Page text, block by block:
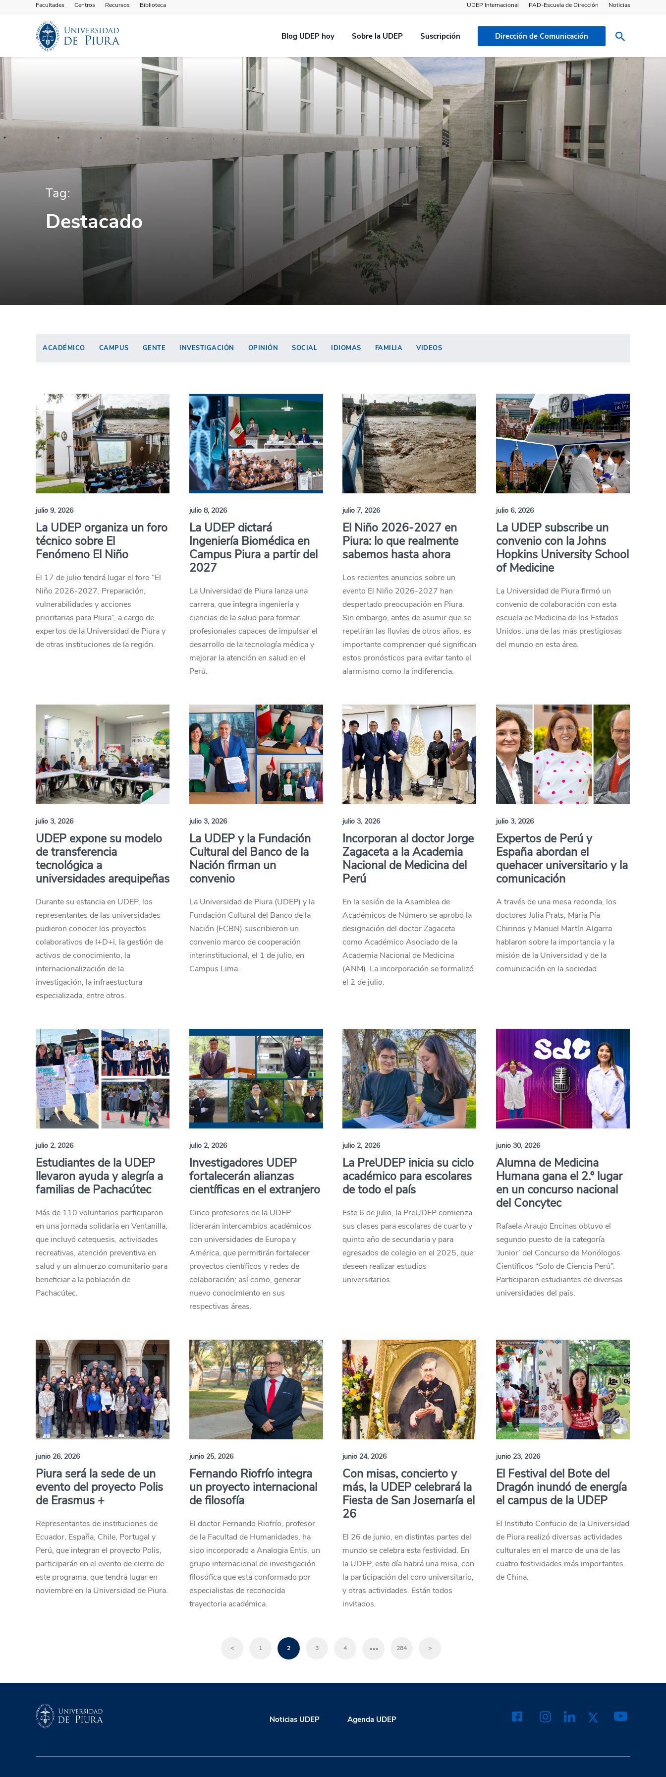
Facultades Centros Recursos Biblioteca UDEP Internacional PAD-Escuela de Dirección Noticias
Blog UDEP hoy Sobre la UDEP Suscripción Dirección de Comunicación
Tag:
Destacado
ACADÉMICO CAMPUS GENTE INVESTIGACIÓN OPINIÓN SOCIAL IDIOMAS FAMILIA VIDEOS
julio 9, 2026
La UDEP organiza un foro
técnico sobre El
Fenómeno El Niño
El 17 de julio tendrá lugar el foro “El
Niño 2026-2027. Preparación,
vulnerabilidades y acciones
prioritarias para Piura”, a cargo de
expertos de la Universidad de Piura y
de otras instituciones de la región.
julio 8, 2026
La UDEP dictará
Ingeniería Biomédica en
Campus Piura a partir del
2027
La Universidad de Piura lanza una
carrera, que integra ingeniería y
ciencias de la salud para formar
profesionales capaces de impulsar el
desarrollo de la tecnología médica y
mejorar la atención en salud en el
Perú.
julio 7, 2026
El Niño 2026-2027 en
Piura: lo que realmente
sabemos hasta ahora
Los recientes anuncios sobre un
evento El Niño 2026-2027 han
despertado preocupación en Piura.
Sin embargo, antes de asumir que se
repetirán las lluvias de otros años, es
importante comprender qué significan
estos pronósticos para evitar tanto el
alarmismo como la indiferencia.
julio 6, 2026
La UDEP subscribe un
convenio con la Johns
Hopkins University School
of Medicine
La Universidad de Piura firmó un
convenio de colaboración con esta
escuela de Medicina de los Estados
Unidos, una de las más prestigiosas
del mundo en esta área.
julio 3, 2026
UDEP expone su modelo
de transferencia
tecnológica a
universidades arequipeñas
Durante su estancia en UDEP, los
representantes de las universidades
pudieron conocer los proyectos
colaborativos de I+D+i, la gestión de
activos de conocimiento, la
internacionalización de la
investigación, la infraestuctura
especializada, entre otros.
julio 3, 2026
La UDEP y la Fundación
Cultural del Banco de la
Nación firman un
convenio
La Universidad de Piura (UDEP) y la
Fundación Cultural del Banco de la
Nación (FCBN) suscribieron un
convenio marco de cooperación
interinstitucional, el 1 de julio, en
Campus Lima.
julio 3, 2026
Incorporan al doctor Jorge
Zagaceta a la Academia
Nacional de Medicina del
Perú
En la sesión de la Asamblea de
Académicos de Número se aprobó la
designación del doctor Zagaceta
como Académico Asociado de la
Academia Nacional de Medicina
(ANM). La incorporación se formalizó
el 2 de julio.
julio 3, 2026
Expertos de Perú y
España abordan el
quehacer universitario y la
comunicación
A través de una mesa redonda, los
doctores Julia Prats, María Pía
Chirinos y Manuel Martín Algarra
hablaron sobre la importancia y la
misión de la Universidad y de la
comunicación en la sociedad.
julio 2, 2026
Estudiantes de la UDEP
llevaron ayuda y alegría a
familias de Pachacútec
Más de 110 voluntarios participaron
en una jornada solidaria en Ventanilla,
que incluyó catequesis, actividades
recreativas, atención preventiva en
salud y un almuerzo comunitario para
beneficiar a la población de
Pachacútec.
julio 2, 2026
Investigadores UDEP
fortalecerán alianzas
científicas en el extranjero
Cinco profesores de la UDEP
liderarán intercambios académicos
con universidades de Europa y
América, que permitirán fortalecer
proyectos científicos y redes de
colaboración; así como, generar
nuevo conocimiento en sus
respectivas áreas.
julio 2, 2026
La PreUDEP inicia su ciclo
académico para escolares
de todo el país
Este 6 de julio, la PreUDEP comienza
sus clases para escolares de cuarto y
quinto año de secundaria y para
egresados de colegio en el 2025, que
deseen realizar estudios
universitarios.
junio 30, 2026
Alumna de Medicina
Humana gana el 2.º lugar
en un concurso nacional
del Concytec
Rafaela Araujo Encinas obtuvo el
segundo puesto de la categoría
‘Junior’ del Concurso de Monólogos
Científicos “Solo de Ciencia Perú”.
Participaron estudiantes de diversas
universidades del país.
junio 26, 2026
Piura será la sede de un
evento del proyecto Polis
de Erasmus +
Representantes de instituciones de
Ecuador, España, Chile, Portugal y
Perú, que integran el proyecto Polis,
participarán en el evento de cierre de
este programa, que tendrá lugar en
noviembre en la Universidad de Piura.
junio 25, 2026
Fernando Riofrío integra
un proyecto internacional
de filosofía
El doctor Fernando Riofrío, profesor
de la Facultad de Humanidades, ha
sido incorporado a Analogia Entis, un
grupo internacional de investigación
filosófica que está conformado por
especialistas de reconocida
trayectoria académica.
junio 24, 2026
Con misas, concierto y
más, la UDEP celebrará la
Fiesta de San Josemaría el
26
El 26 de junio, en distintas partes del
mundo se celebra esta festividad. En
la UDEP, este día habrá una misa, con
la participación del coro universitario,
y otras actividades. Están todos
invitados.
junio 23, 2026
El Festival del Bote del
Dragón inundó de energía
el campus de la UDEP
El Instituto Confucio de la Universidad
de Piura realizó diversas actividades
culturales en el marco de una de las
cuatro festividades más importantes
de China.
< 1 2 3 4 … 284 >
Noticias UDEP Agenda UDEP